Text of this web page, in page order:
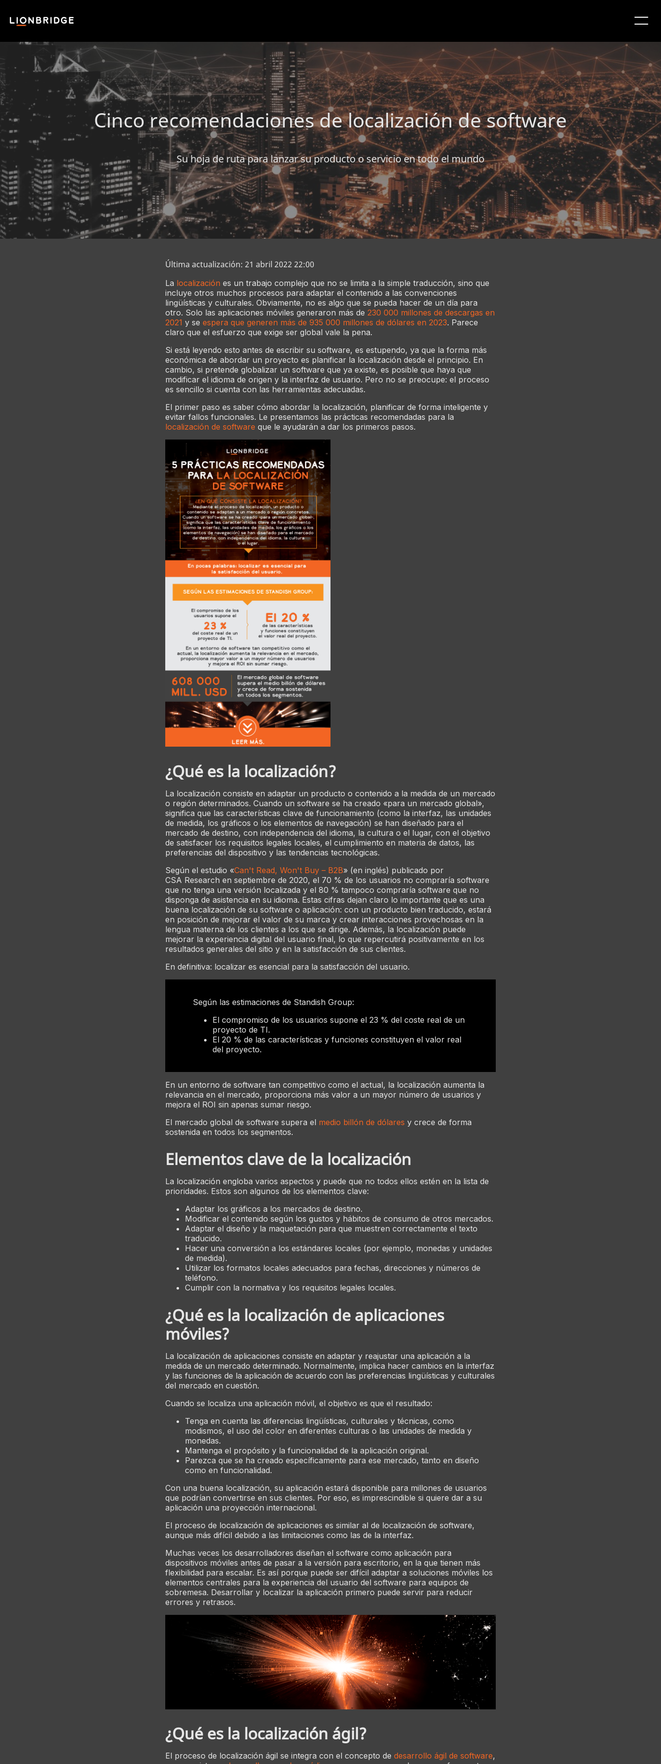
Cinco recomendaciones de localización de software
Su hoja de ruta para lanzar su producto o servicio en todo el mundo
Última actualización: 21 abril 2022 22:00
La localización es un trabajo complejo que no se limita a la simple traducción, sino que
incluye otros muchos procesos para adaptar el contenido a las convenciones
lingüísticas y culturales. Obviamente, no es algo que se pueda hacer de un día para
otro. Solo las aplicaciones móviles generaron más de 230 000 millones de descargas en
2021 y se espera que generen más de 935 000 millones de dólares en 2023. Parece
claro que el esfuerzo que exige ser global vale la pena.
Si está leyendo esto antes de escribir su software, es estupendo, ya que la forma más
económica de abordar un proyecto es planificar la localización desde el principio. En
cambio, si pretende globalizar un software que ya existe, es posible que haya que
modificar el idioma de origen y la interfaz de usuario. Pero no se preocupe: el proceso
es sencillo si cuenta con las herramientas adecuadas.
El primer paso es saber cómo abordar la localización, planificar de forma inteligente y
evitar fallos funcionales. Le presentamos las prácticas recomendadas para la
localización de software que le ayudarán a dar los primeros pasos.
¿Qué es la localización?
La localización consiste en adaptar un producto o contenido a la medida de un mercado
o región determinados. Cuando un software se ha creado «para un mercado global»,
significa que las características clave de funcionamiento (como la interfaz, las unidades
de medida, los gráficos o los elementos de navegación) se han diseñado para el
mercado de destino, con independencia del idioma, la cultura o el lugar, con el objetivo
de satisfacer los requisitos legales locales, el cumplimiento en materia de datos, las
preferencias del dispositivo y las tendencias tecnológicas.
Según el estudio «Can't Read, Won't Buy – B2B» (en inglés) publicado por
CSA Research en septiembre de 2020, el 70 % de los usuarios no compraría software
que no tenga una versión localizada y el 80 % tampoco compraría software que no
disponga de asistencia en su idioma. Estas cifras dejan claro lo importante que es una
buena localización de su software o aplicación: con un producto bien traducido, estará
en posición de mejorar el valor de su marca y crear interacciones provechosas en la
lengua materna de los clientes a los que se dirige. Además, la localización puede
mejorar la experiencia digital del usuario final, lo que repercutirá positivamente en los
resultados generales del sitio y en la satisfacción de sus clientes.
En definitiva: localizar es esencial para la satisfacción del usuario.
Según las estimaciones de Standish Group:
El compromiso de los usuarios supone el 23 % del coste real de un
proyecto de TI.
El 20 % de las características y funciones constituyen el valor real
del proyecto.
En un entorno de software tan competitivo como el actual, la localización aumenta la
relevancia en el mercado, proporciona más valor a un mayor número de usuarios y
mejora el ROI sin apenas sumar riesgo.
El mercado global de software supera el medio billón de dólares y crece de forma
sostenida en todos los segmentos.
Elementos clave de la localización
La localización engloba varios aspectos y puede que no todos ellos estén en la lista de
prioridades. Estos son algunos de los elementos clave:
Adaptar los gráficos a los mercados de destino.
Modificar el contenido según los gustos y hábitos de consumo de otros mercados.
Adaptar el diseño y la maquetación para que muestren correctamente el texto
traducido.
Hacer una conversión a los estándares locales (por ejemplo, monedas y unidades
de medida).
Utilizar los formatos locales adecuados para fechas, direcciones y números de
teléfono.
Cumplir con la normativa y los requisitos legales locales.
¿Qué es la localización de aplicaciones
móviles?
La localización de aplicaciones consiste en adaptar y reajustar una aplicación a la
medida de un mercado determinado. Normalmente, implica hacer cambios en la interfaz
y las funciones de la aplicación de acuerdo con las preferencias lingüísticas y culturales
del mercado en cuestión.
Cuando se localiza una aplicación móvil, el objetivo es que el resultado:
Tenga en cuenta las diferencias lingüísticas, culturales y técnicas, como
modismos, el uso del color en diferentes culturas o las unidades de medida y
monedas.
Mantenga el propósito y la funcionalidad de la aplicación original.
Parezca que se ha creado específicamente para ese mercado, tanto en diseño
como en funcionalidad.
Con una buena localización, su aplicación estará disponible para millones de usuarios
que podrían convertirse en sus clientes. Por eso, es imprescindible si quiere dar a su
aplicación una proyección internacional.
El proceso de localización de aplicaciones es similar al de localización de software,
aunque más difícil debido a las limitaciones como las de la interfaz.
Muchas veces los desarrolladores diseñan el software como aplicación para
dispositivos móviles antes de pasar a la versión para escritorio, en la que tienen más
flexibilidad para escalar. Es así porque puede ser difícil adaptar a soluciones móviles los
elementos centrales para la experiencia del usuario del software para equipos de
sobremesa. Desarrollar y localizar la aplicación primero puede servir para reducir
errores y retrasos.
¿Qué es la localización ágil?
El proceso de localización ágil se integra con el concepto de desarrollo ágil de software,